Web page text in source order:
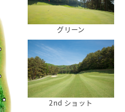
グリーン
2nd ショット